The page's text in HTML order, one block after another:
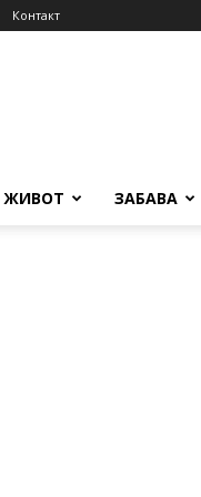
Контакт
ЖИВОТ ЗАБАВА